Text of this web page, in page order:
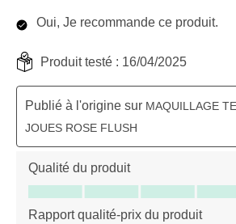
Oui, Je recommande ce produit.
Produit testé : 16/04/2025
Publié à l'origine sur MAQUILLAGE
JOUES ROSE FLUSH
Qualité du produit
Qualité du produit, 5.0 sur 5
Rapport qualité-prix du produit